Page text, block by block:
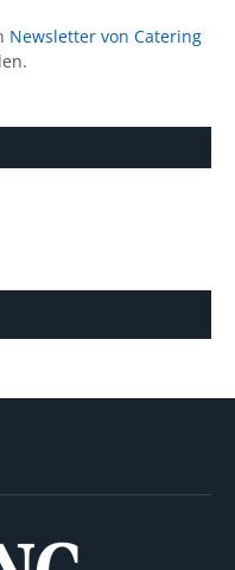
Newsletter von Catering